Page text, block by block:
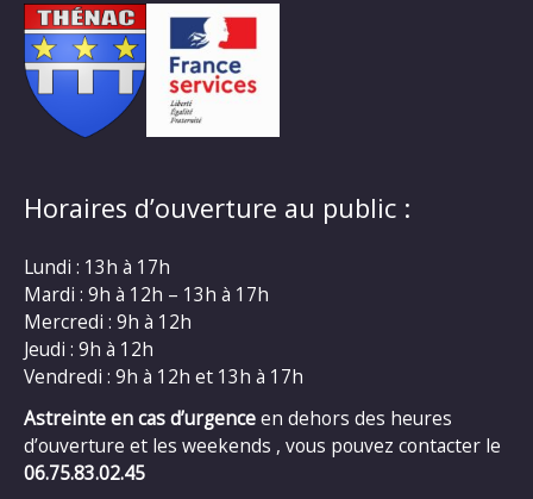
Horaires d’ouverture au public :
Lundi : 13h à 17h
Mardi : 9h à 12h – 13h à 17h
Mercredi : 9h à 12h
Jeudi : 9h à 12h
Vendredi : 9h à 12h et 13h à 17h
Astreinte en cas d’urgenceen dehors des heures
d’ouverture et les weekends , vous pouvez contacter le
06.75.83.02.45